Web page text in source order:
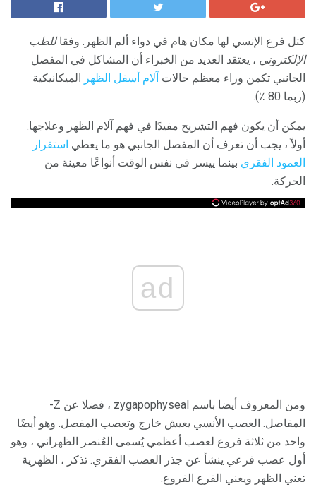
كتل فرع الإنسي لها مكان هام في دواء ألم الظهر. وفقاللطب
الإلكتروني ، يعتقد العديد من الخبراء أن المشاكل في المفصل
الجانبي تكمن وراء معظم حالات آلام أسفل الظهر الميكانيكية
(ربما 80 ٪).
يمكن أن يكون فهم التشريح مفيدًا في فهم آلام الظهر وعلاجها.
أولاً ، يجب أن تعرف أن المفصل الجانبي هو ما يعطي استقرار
العمود الفقري بينما ييسر في نفس الوقت أنواعًا معينة من
الحركة.
ad
ومن المعروف أيضا باسم zygapophyseal ، فضلا عن Z-
المفاصل. العصب الأنسي يعيش خارج وتعصب المفصل. وهو أيضًا
واحد من ثلاثة فروع لعصب أعظمي يُسمى العُنصر الظهراني ، وهو
أول عصب فرعي ينشأ عن جذر العصب الفقري. تذكر ، الظهرية
تعني الظهر ويعني الفرع الفروع.